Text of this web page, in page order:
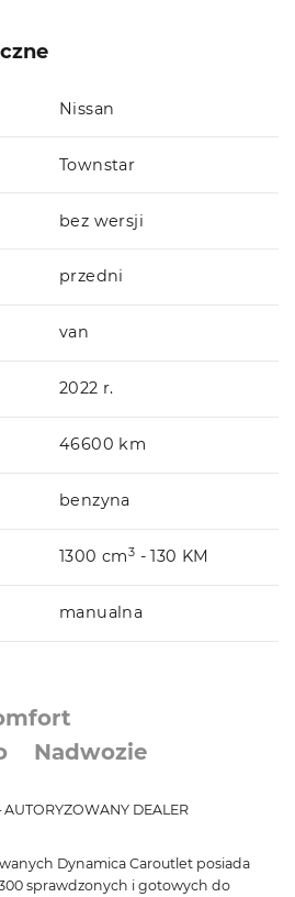
Nissan
Townstar
bez wersji
przedni
van
2022 r.
46600 km
benzyna
1300 cm3 - 130 KM
manualna
Nadwozie
DEALER
Dynamica Caroutlet posiada
sprawdzonych i gotowych do